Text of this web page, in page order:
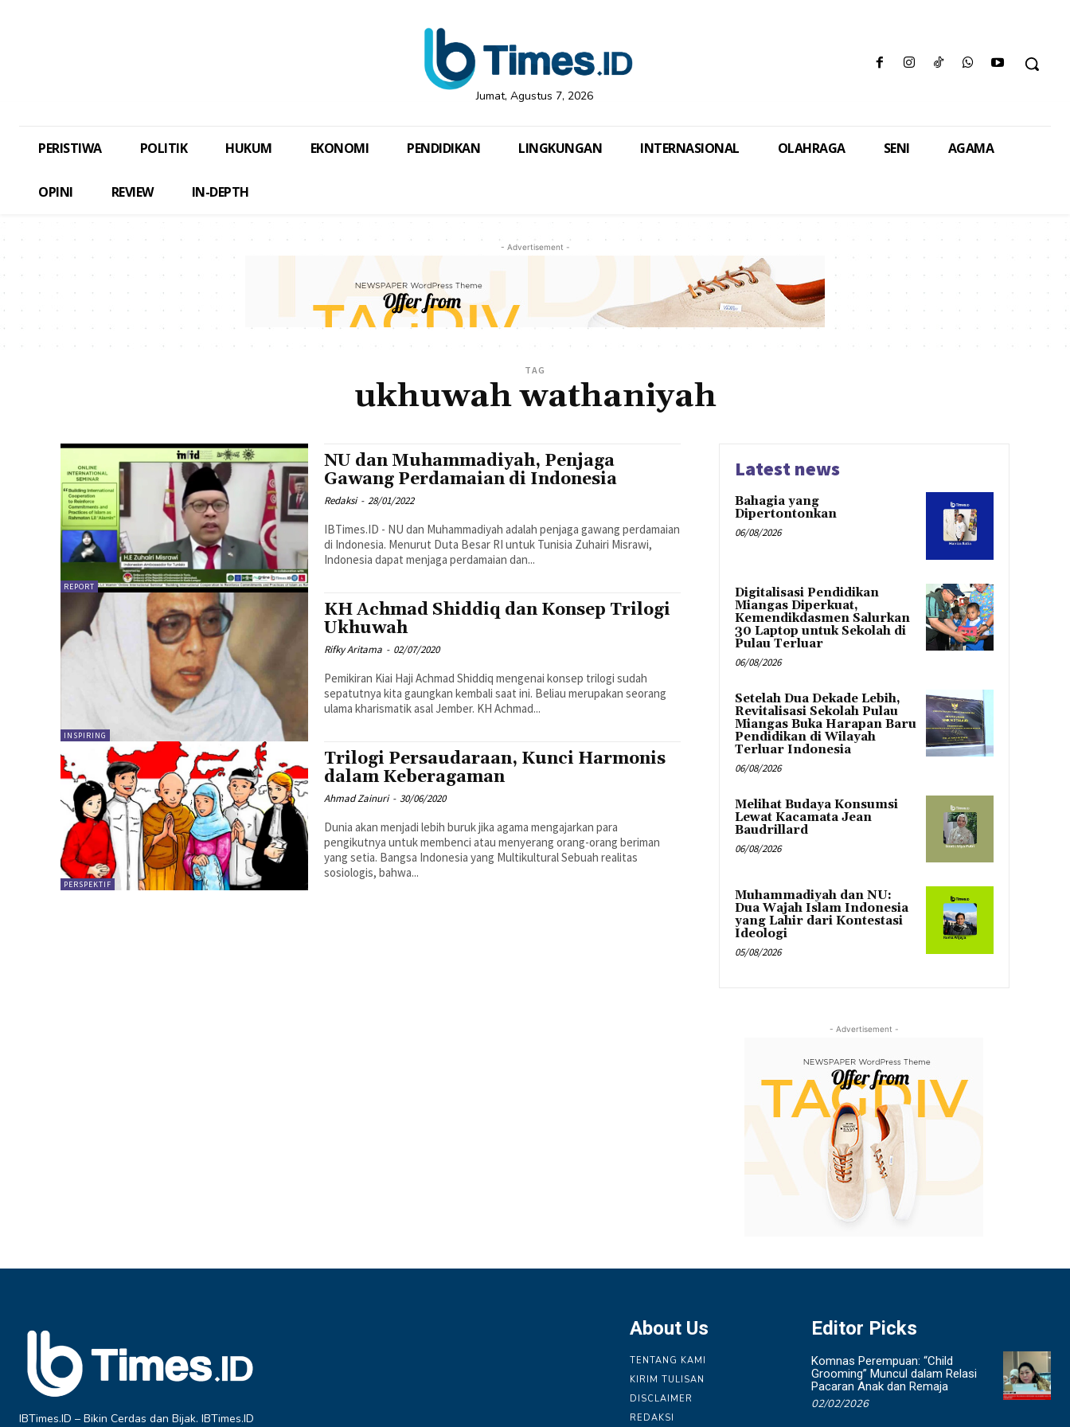
Jumat, Agustus 7, 2026
PERISTIWA POLITIK HUKUM EKONOMI PENDIDIKAN LINGKUNGAN INTERNASIONAL OLAHRAGA SENI AGAMA
OPINI REVIEW IN-DEPTH
- Advertisement -
TAG
ukhuwah wathaniyah
REPORT
NU dan Muhammadiyah, Penjaga
Gawang Perdamaian di Indonesia
Redaksi - 28/01/2022
IBTimes.ID - NU dan Muhammadiyah adalah penjaga gawang perdamaian
di Indonesia. Menurut Duta Besar RI untuk Tunisia Zuhairi Misrawi,
Indonesia dapat menjaga perdamaian dan...
INSPIRING
KH Achmad Shiddiq dan Konsep Trilogi
Ukhuwah
Rifky Aritama - 02/07/2020
Pemikiran Kiai Haji Achmad Shiddiq mengenai konsep trilogi sudah
sepatutnya kita gaungkan kembali saat ini. Beliau merupakan seorang
ulama kharismatik asal Jember. KH Achmad...
PERSPEKTIF
Trilogi Persaudaraan, Kunci Harmonis
dalam Keberagaman
Ahmad Zainuri - 30/06/2020
Dunia akan menjadi lebih buruk jika agama mengajarkan para
pengikutnya untuk membenci atau menyerang orang-orang beriman
yang setia. Bangsa Indonesia yang Multikultural Sebuah realitas
sosiologis, bahwa...
Latest news
Bahagia yang
Dipertontonkan
06/08/2026
Digitalisasi Pendidikan
Miangas Diperkuat,
Kemendikdasmen Salurkan
30 Laptop untuk Sekolah di
Pulau Terluar
06/08/2026
Setelah Dua Dekade Lebih,
Revitalisasi Sekolah Pulau
Miangas Buka Harapan Baru
Pendidikan di Wilayah
Terluar Indonesia
06/08/2026
Melihat Budaya Konsumsi
Lewat Kacamata Jean
Baudrillard
06/08/2026
Muhammadiyah dan NU:
Dua Wajah Islam Indonesia
yang Lahir dari Kontestasi
Ideologi
05/08/2026
- Advertisement -
IBTimes.ID – Bikin Cerdas dan Bijak. IBTimes.ID
About Us
TENTANG KAMI
KIRIM TULISAN
DISCLAIMER
REDAKSI
Editor Picks
Komnas Perempuan: “Child
Grooming” Muncul dalam Relasi
Pacaran Anak dan Remaja
02/02/2026